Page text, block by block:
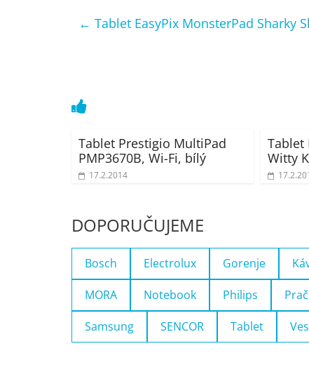
recenze,
mobilní
telefony,
bazény
← Tablet EasyPix MonsterPad Sharky
Tablet Prestigio MultiPad
PMP3670B, Wi-Fi, bílý
17.2.2014
Tablet
Witty
DOPORUČUJEME
Bosch Electrolux Gorenje
MORA Notebook Philips
Samsung SENCOR Tablet